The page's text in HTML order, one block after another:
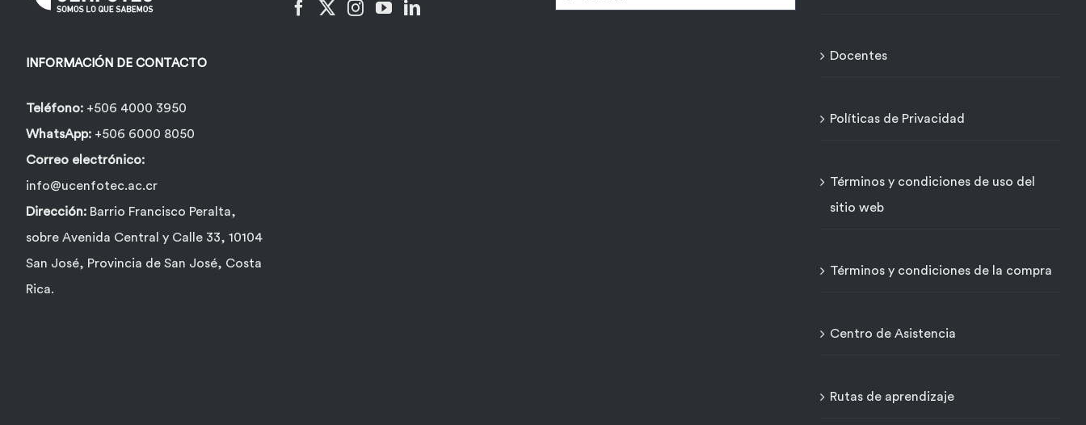
INFORMACIÓN DE CONTACTO
Teléfono: +506 4000 3950
WhatsApp: +506 6000 8050
Correo electrónico:
info@ucenfotec.ac.cr
Dirección: Barrio Francisco Peralta,
sobre Avenida Central y Calle 33, 10104
San José, Provincia de San José, Costa
Rica.
Docentes
Políticas de Privacidad
Términos y condiciones de uso del
sitio web
Términos y condiciones de la compra
Centro de Asistencia
Rutas de aprendizaje